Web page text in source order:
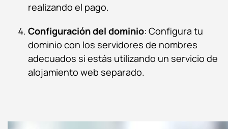
realizando el pago.
Configuración del dominio: Configura tu
dominio con los servidores de nombres
adecuados si estás utilizando un servicio de
alojamiento web separado.